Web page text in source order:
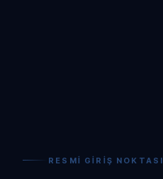
RESMI GIRIŞ NOKTASI